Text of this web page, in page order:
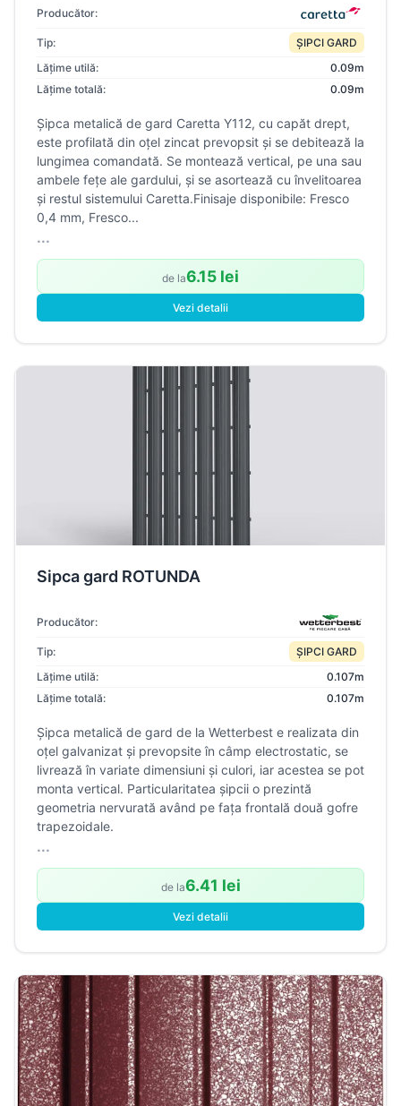
Producător:
Tip:
ȘIPCI GARD
Lățime utilă:
0.09m
Lățime totală:
0.09m
Șipca metalică de gard Caretta Y112, cu capăt drept,
este profilată din oțel zincat prevopsit și se debitează la
lungimea comandată. Se montează vertical, pe una sau
ambele fețe ale gardului, și se asortează cu învelitoarea
și restul sistemului Caretta.Finisaje disponibile: Fresco
0,4 mm, Fresco...
...
de la6.15 lei
Vezi detalii
Sipca gard ROTUNDA
Producător:
Tip:
ȘIPCI GARD
Lățime utilă:
0.107m
Lățime totală:
0.107m
Șipca metalică de gard de la Wetterbest e realizata din
oțel galvanizat și prevopsite în câmp electrostatic, se
livrează în variate dimensiuni și culori, iar acestea se pot
monta vertical. Particularitatea șipcii o prezintă
geometria nervurată având pe fața frontală două gofre
trapezoidale.
...
de la6.41 lei
Vezi detalii